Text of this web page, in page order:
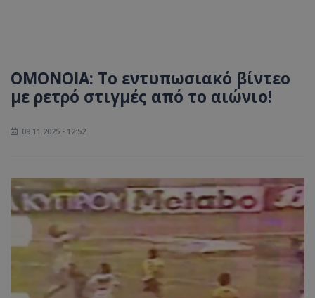
ΟΜΟΝΟΙΑ: Το εντυπωσιακό βίντεο
με ρετρό στιγμές από το αιώνιο!
09.11.2025 - 12:52